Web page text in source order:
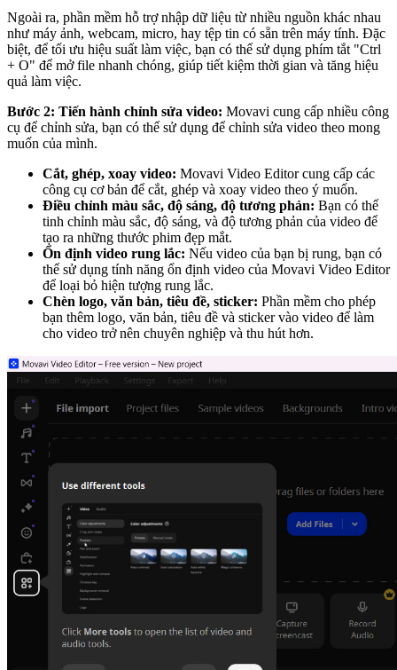
Ngoài ra, phần mềm hỗ trợ nhập dữ liệu từ nhiều nguồn khác nhau
như máy ảnh, webcam, micro, hay tệp tin có sẵn trên máy tính. Đặc
biệt, để tối ưu hiệu suất làm việc, bạn có thể sử dụng phím tắt "Ctrl
+ O" để mở file nhanh chóng, giúp tiết kiệm thời gian và tăng hiệu
quả làm việc.
Bước 2: Tiến hành chỉnh sửa video: Movavi cung cấp nhiều công
cụ để chỉnh sửa, bạn có thể sử dụng để chỉnh sửa video theo mong
muốn của mình.
Cắt, ghép, xoay video: Movavi Video Editor cung cấp các
công cụ cơ bản để cắt, ghép và xoay video theo ý muốn.
Điều chỉnh màu sắc, độ sáng, độ tương phản: Bạn có thể
tinh chỉnh màu sắc, độ sáng, và độ tương phản của video để
tạo ra những thước phim đẹp mắt.
Ổn định video rung lắc: Nếu video của bạn bị rung, bạn có
thể sử dụng tính năng ổn định video của Movavi Video Editor
để loại bỏ hiện tượng rung lắc.
Chèn logo, văn bản, tiêu đề, sticker: Phần mềm cho phép
bạn thêm logo, văn bản, tiêu đề và sticker vào video để làm
cho video trở nên chuyên nghiệp và thu hút hơn.